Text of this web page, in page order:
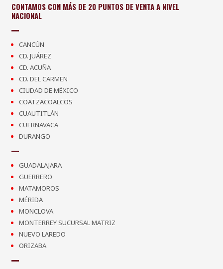
CONTAMOS CON MÁS DE 20 PUNTOS DE VENTA A NIVEL
NACIONAL
CANCÚN
CD. JUÁREZ
CD. ACUÑA
CD. DEL CARMEN
CIUDAD DE MÉXICO
COATZACOALCOS
CUAUTITLÁN
CUERNAVACA
DURANGO
GUADALAJARA
GUERRERO
MATAMOROS
MÉRIDA
MONCLOVA
MONTERREY SUCURSAL MATRIZ
NUEVO LAREDO
ORIZABA